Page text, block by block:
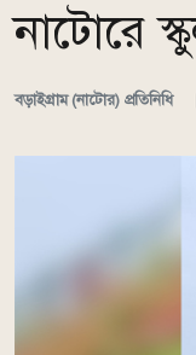
নাটোরে
বড়াইগ্রাম (নাটোর) প্রতিনিধি